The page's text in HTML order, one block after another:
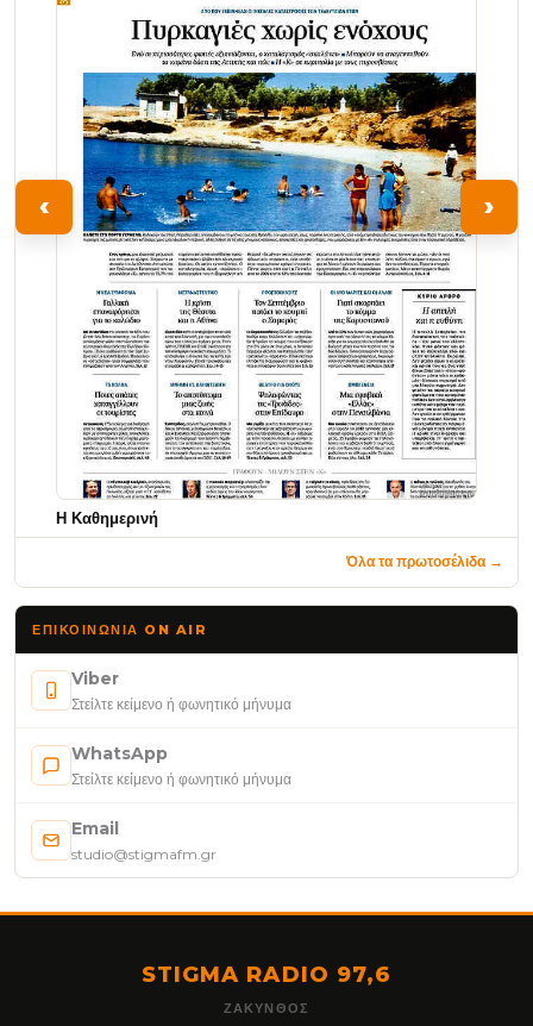
‹
Η Καθημερινή
›
Όλα τα πρωτοσέλιδα →
ΕΠΙΚΟΙΝΩΝΊΑ ON AIR
Viber
Στείλτε κείμενο ή φωνητικό μήνυμα
WhatsApp
Στείλτε κείμενο ή φωνητικό μήνυμα
Email
studio@stigmafm.gr
STIGMA RADIO 97,6
ΖΆΚΥΝΘΟΣ